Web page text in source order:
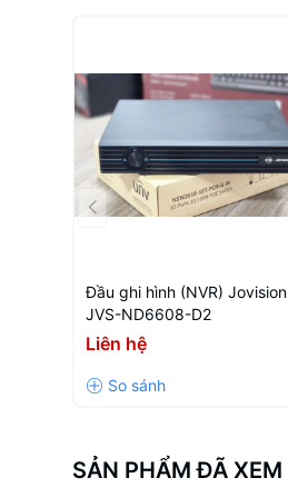
Đầu ghi hình (NVR) Jovision
JVS-ND6608-D2
Liên hệ
SẢN PHẨM ĐÃ XEM